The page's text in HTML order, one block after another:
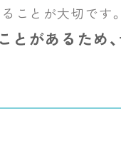
ことが大切です。
とがあるため